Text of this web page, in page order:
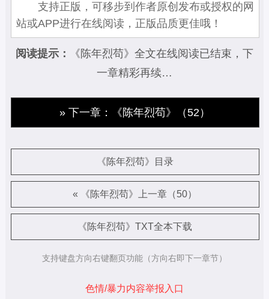
支持正版，可移步到作者原创发布或授权的网
站或APP进行在线阅读，正版品质更佳哦！
阅读提示：
《陈年烈苟》全文在线阅读已结束，下
一章精彩再续…
» 下一章：《陈年烈苟》（52）
《陈年烈苟》目录
« 《陈年烈苟》上一章（50）
《陈年烈苟》TXT全本下载
支持键盘方向右键翻页功能（方向右即下一章节）
色情/暴力内容举报入口